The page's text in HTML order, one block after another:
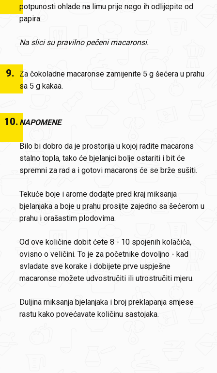
potpunosti ohlade na limu prije nego ih odlijepite od
papira.
Na slici su pravilno pečeni macaronsi.
9.
Za čokoladne macaronse zamijenite 5 g šećera u prahu
sa 5 g kakaa.
10. NAPOMENE:
Bilo bi dobro da je prostorija u kojoj radite macarons
stalno topla, tako će bjelanjci bolje ostariti i bit će
spremni za rad a i gotovi macarons će se brže sušiti.
Tekuće boje i arome dodajte pred kraj miksanja
bjelanjaka a boje u prahu prosijte zajedno sa šećerom u
prahu i orašastim plodovima.
Od ove količine dobit ćete 8 - 10 spojenih kolačića,
ovisno o veličini. To je za početnike dovoljno - kad
svladate sve korake i dobijete prve uspješne
macaronse možete udvostručiti ili utrostručiti mjeru.
Duljina miksanja bjelanjaka i broj preklapanja smjese
rastu kako povećavate količinu sastojaka.